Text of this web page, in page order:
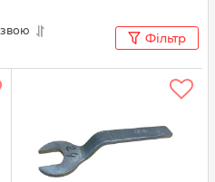
Фільтр